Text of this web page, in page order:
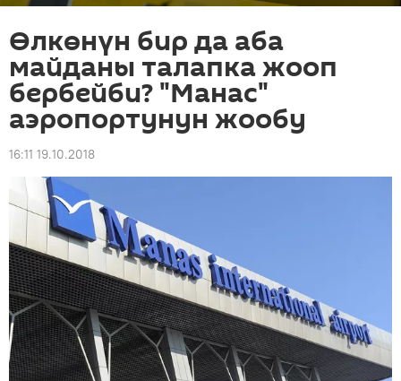
Өлкөнүн бир да аба
майданы талапка жооп
бербейби? "Манас"
аэропортунун жообу
16:11 19.10.2018